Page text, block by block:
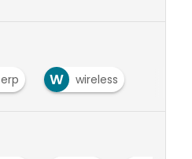
erp W wireless